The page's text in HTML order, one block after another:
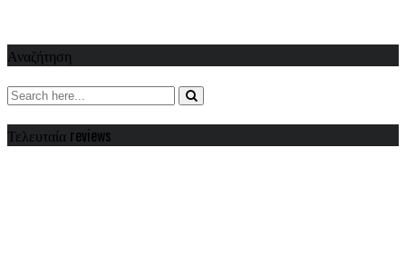
Αναζήτηση
Τελευταία reviews